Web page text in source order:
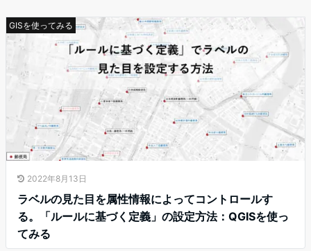
GISを使ってみる
2022年8月13日
ラベルの見た目を属性情報によってコントロールす
る。「ルールに基づく定義」の設定方法：QGISを使っ
てみる